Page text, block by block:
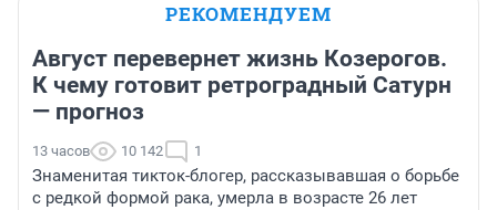
РЕКОМЕНДУЕМ
Август перевернет жизнь Козерогов.
К чему готовит ретроградный Сатурн
— прогноз
13 часов 10 142 1
Знаменитая тикток-блогер, рассказывавшая о борьбе
с редкой формой рака, умерла в возрасте 26 лет